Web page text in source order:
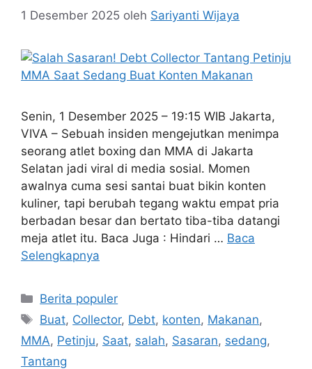
1 Desember 2025 oleh Sariyanti Wijaya
Senin, 1 Desember 2025 – 19:15 WIB Jakarta,
VIVA – Sebuah insiden mengejutkan menimpa
seorang atlet boxing dan MMA di Jakarta
Selatan jadi viral di media sosial. Momen
awalnya cuma sesi santai buat bikin konten
kuliner, tapi berubah tegang waktu empat pria
berbadan besar dan bertato tiba-tiba datangi
meja atlet itu. Baca Juga : Hindari … Baca
Selengkapnya
Kategori
Berita populer
Tag
Buat, Collector, Debt, konten, Makanan,
MMA, Petinju, Saat, salah, Sasaran, sedang,
Tantang